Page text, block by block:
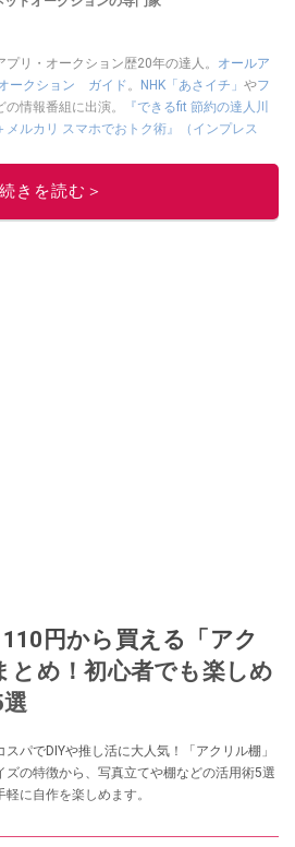
リ・オークション歴20年の達人。 オールア
ークション ガイド。 NHK「あさイチ」 やフ
の情報番組に出演。
『できるfit 節約の達人川
ルカリ スマホでおトク術』（インプレス
るために、突然会社を辞める。翌月からの
続きを読む＞
110円から買える「アク
とめ！初心者でも楽しめ
パでDIYや推し活に大人気！「アクリル棚」
の特徴から、写真立てや棚などの活用術5選
に自作を楽しめます。